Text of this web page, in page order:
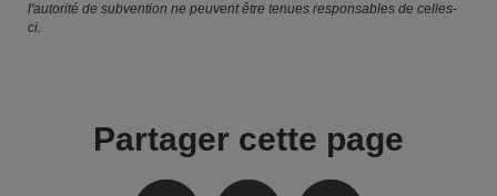
l'autorité de subvention ne peuvent être tenues responsables de celles-
ci.
Partager cette page